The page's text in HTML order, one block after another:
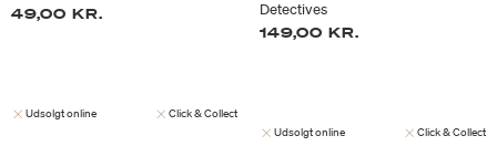
49,00 KR.
Udsolgt online Click & Collect
Detectives
149,00 KR.
Udsolgt online Click & Collect